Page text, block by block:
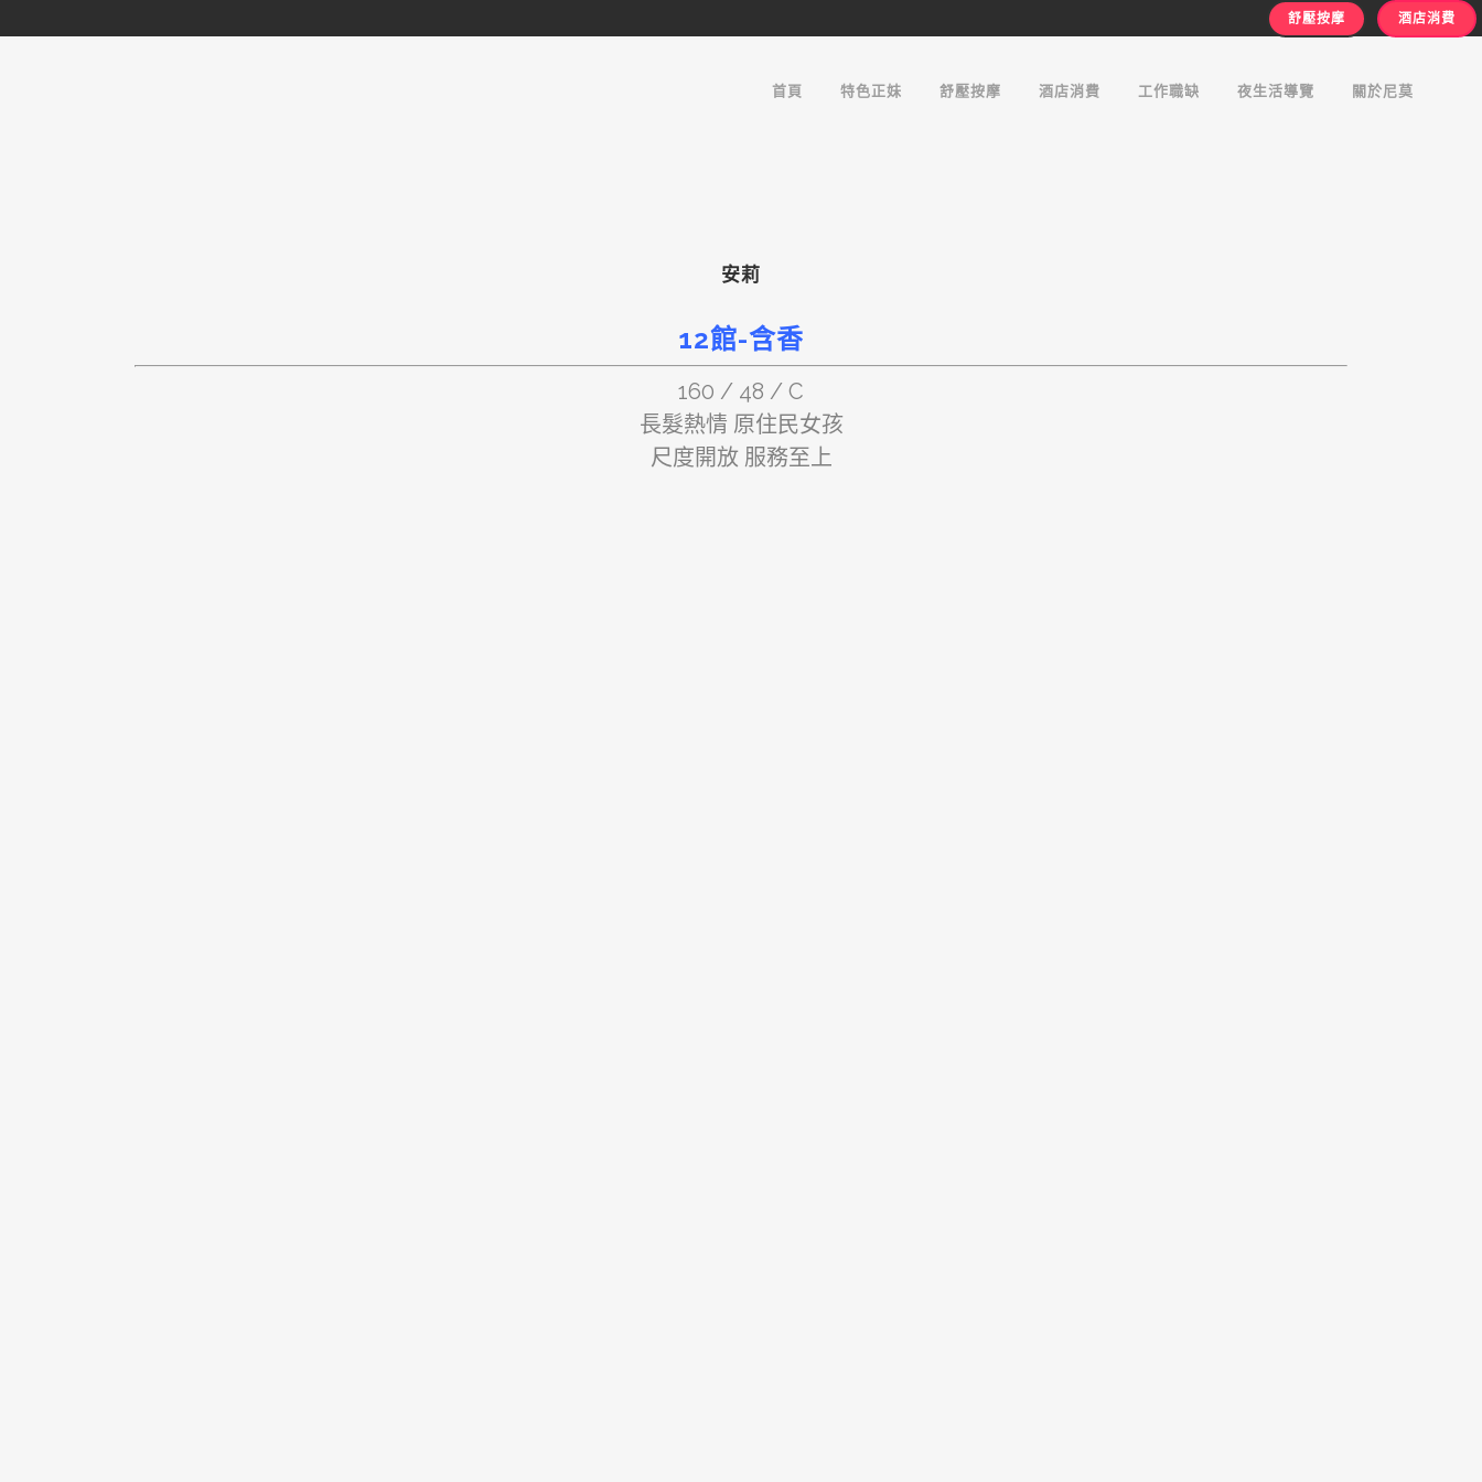
舒壓按摩 酒店消費
首頁 特色正妹 舒壓按摩 酒店消費 工作職缺 夜生活導覽 關於尼莫
安莉
12館-含香
160 / 48 / C
長髮熱情 原住民女孩
尺度開放 服務至上